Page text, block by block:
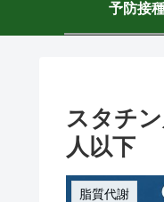
予防接
スタチ
人以下
脂質代謝